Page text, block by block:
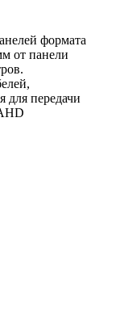
формата
от панели
для передачи